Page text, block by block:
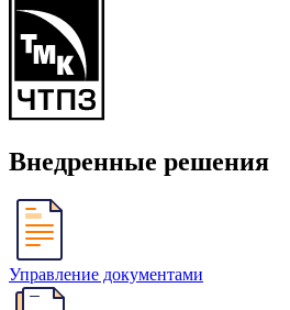
Внедренные решения
Управление документами